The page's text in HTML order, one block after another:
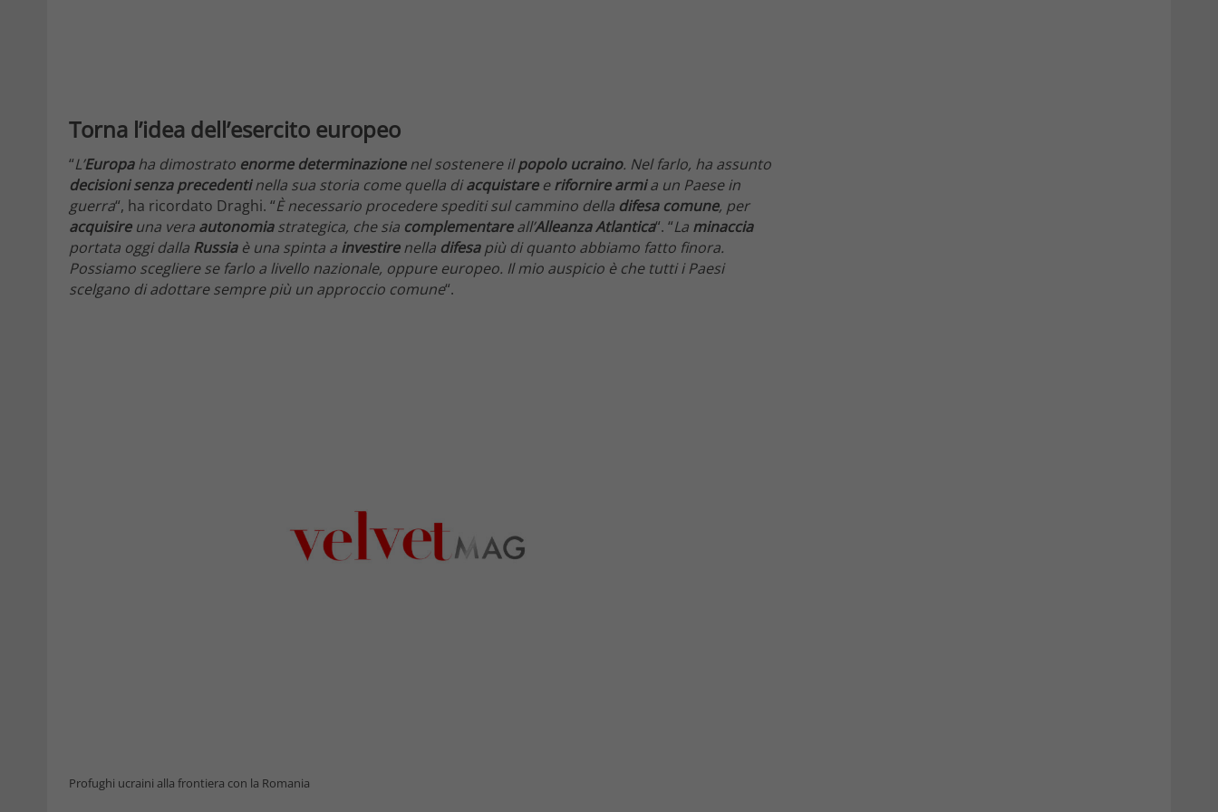
Torna l’idea dell’esercito europeo
“L’Europaha dimostrato enorme determinazionenel sostenere ilpopolo ucraino. Nel farlo, ha assunto
decisioni senza precedentinella sua storia come quella diacquistareerifornire armia un Paese in
guerra“, ha ricordato Draghi. “È necessario procedere spediti sul cammino della difesa comune, per
acquisireuna vera autonomiastrategica, che sia complementareall’Alleanza Atlantica“. “La minaccia
portata oggi dalla Russiaè una spinta a investirenella difesapiù di quanto abbiamo fatto finora.
Possiamo scegliere se farlo a livello nazionale, oppure europeo. Il mio auspicio è che tutti i Paesi
scelgano di adottare sempre più un approccio comune“.
Profughi ucraini alla frontiera con la Romania